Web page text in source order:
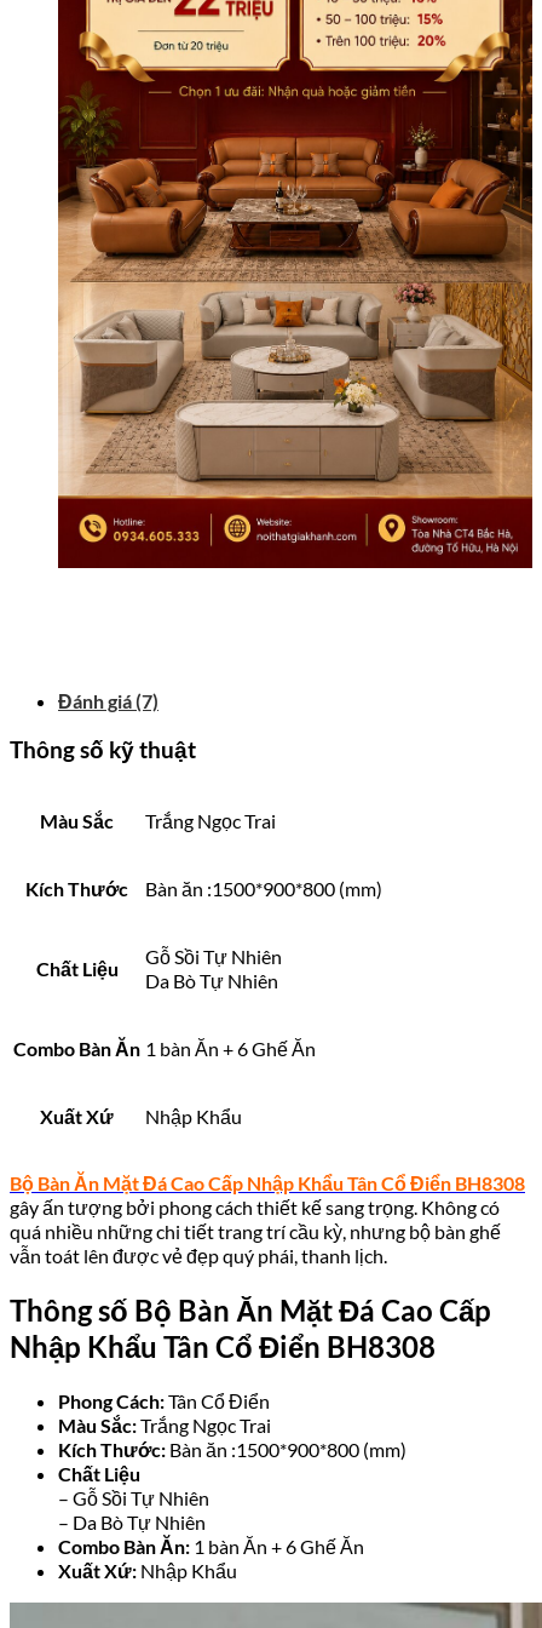
Đánh giá (7)
Thông số kỹ thuật
Màu Sắc Trắng Ngọc Trai
Kích Thước Bàn ăn :1500*900*800 (mm)
Chất Liệu
Gỗ Sồi Tự Nhiên
Da Bò Tự Nhiên
Combo Bàn Ăn 1 bàn Ăn + 6 Ghế Ăn
Xuất Xứ Nhập Khẩu
Bộ Bàn Ăn Mặt Đá Cao Cấp Nhập Khẩu Tân Cổ Điển BH8308
gây ấn tượng bởi phong cách thiết kế sang trọng. Không có
quá nhiều những chi tiết trang trí cầu kỳ, nhưng bộ bàn ghế
vẫn toát lên được vẻ đẹp quý phái, thanh lịch.
Thông số Bộ Bàn Ăn Mặt Đá Cao Cấp
Nhập Khẩu Tân Cổ Điển BH8308
Phong Cách:Tân Cổ Điển
Màu Sắc:Trắng Ngọc Trai
Kích Thước: Bàn ăn :1500*900*800 (mm)
Chất Liệu
– Gỗ Sồi Tự Nhiên
– Da Bò Tự Nhiên
Combo Bàn Ăn: 1 bàn Ăn + 6 Ghế Ăn
Xuất Xứ: Nhập Khẩu